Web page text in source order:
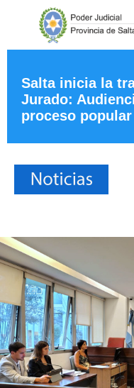
Salta inicia la
Jurado:
proceso popular